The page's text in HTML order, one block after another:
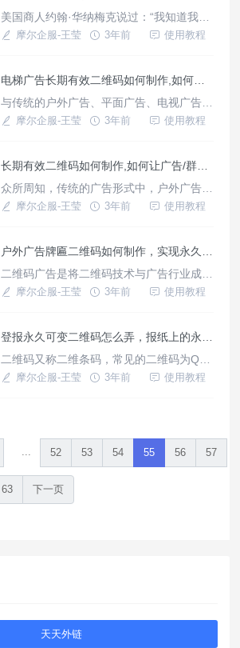
直接与用户接触，直接面对消费终端，因此
可以直接获取第一手消费数据。通过跟踪每
笔交易，企业可以建立稳定的忠实顾客群
美国商人约翰·华纳梅克说过：“我知道我投
放的一半广告费浪费了，但我不知道是哪一
告效果，但二维码广告不同于传统广具有固
定的播出时间和空间，以手机为识别器从而
使广告信息具备即时、移动索取、简约的特
性。
摩尔企服-王莹 3年前 使用教程
与传统的户外广告、平面广告、电视广告或
新媒体的今天投放在网站上的强制接受型广
像为受众传递信息，只要受众不主动实行扫
码行为，广告便不会传递到受众视野中。
这在很大程度上净化了受众的视觉或听觉环
境。 尤其是新媒体时代的今天，
摩尔企服-王莹 3年前 使用教程
众所周知，传统的广告形式中，户外广告存
在着面积的限制，报纸、杂志等平面媒体广
的信息承载量大的特性，二维码广告这一广
告形式无疑已经摆脱了这些对传统广告形式
的约束性因素，每一则二维码广告都可以识
别远超过其本身所占空间的信息量。
摩尔企服-王莹 3年前 使用教程
二维码广告是将二维码技术与广告行业成
功“嫁接”的产物。在二维码广告中，二维码
户对二维码广告的接收，
摩尔企服-王莹 3年前 使用教程
二维码又称二维条码，常见的二维码为QR
Code，QR全称Quick Response，是一种
显示的内容却不相同,这是怎么做到的了,保
持二维码的永久可用,但内容却可以时时可
以更换.
摩尔企服-王莹 3年前 使用教程
... 52 53 54 55 56 57
63 下一页
天天外链